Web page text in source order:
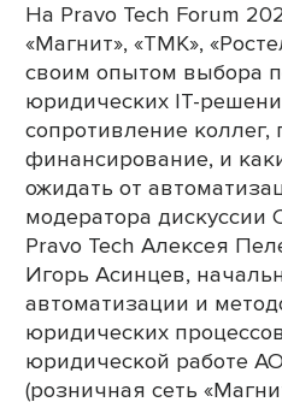
На Pravo Tech Forum
«Магнит», «ТМК»,
своим опытом выбора
юридических IT-
сопротивление коллег,
финансирование, и
ожидать от
модератора дискуссии
Pravo Tech Алексея
Игорь Асинцев,
автоматизации и
юридических
юридической работе
(розничная сеть